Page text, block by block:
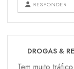
RESPONDER
DROGAS &